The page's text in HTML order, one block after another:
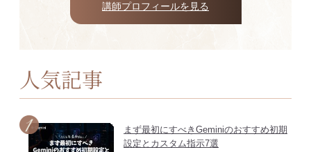
講師プロフィールを見る
人気記事
まず最初にすべきGeminiのおすすめ初期
設定とカスタム指示7選